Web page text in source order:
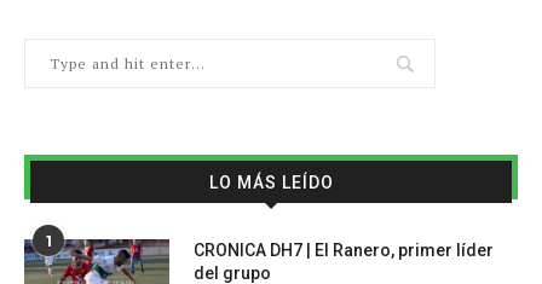
LO MÁS LEÍDO
1
CRONICA DH7 | El Ranero, primer líder
del grupo